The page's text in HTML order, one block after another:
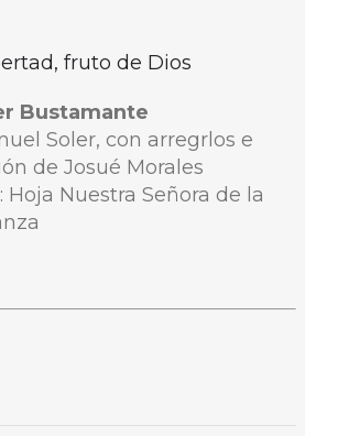
fruto de Dios
Bustamante
Soler, con arregrlos e
de Josué Morales
Hoja Nuestra Señora de la